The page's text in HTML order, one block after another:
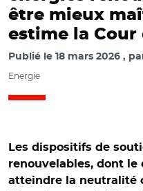
être mieux
estime la Cour
Publié le 18 mars 2026
Energie
Les dispositifs de
renouvelables, dont le
atteindre la neutralité